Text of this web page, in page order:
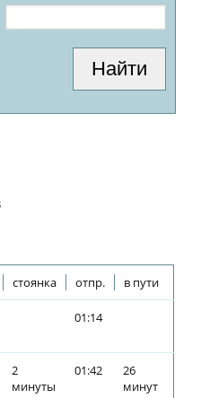
стоянка отпр. в пути
01:14
2
минуты
01:42
26
минут